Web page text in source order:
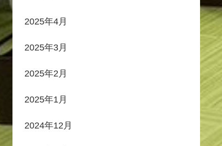
2025年4月
2025年3月
2025年2月
2025年1月
2024年12月